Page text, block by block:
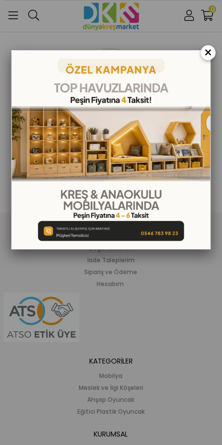
Google İle Bağlan
0
ALIŞVERİŞ BİLGİLERİ
Beğendiklerim
İade Taleplerim
Sipariş ve Ödeme
Hesabım
KATEGORİLER
Mobilya
Meslek ve İlgi Köşeleri
Ahşap Oyuncak
Eğitici Plastik Oyuncak
KURUMSAL
×